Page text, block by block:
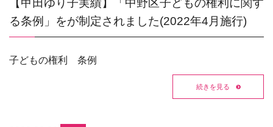
【甲田ゆり子実績】「中野区子どもの権利に関す
る条例」をが制定されました(2022年4月施行)
子どもの権利 条例
続きを見る